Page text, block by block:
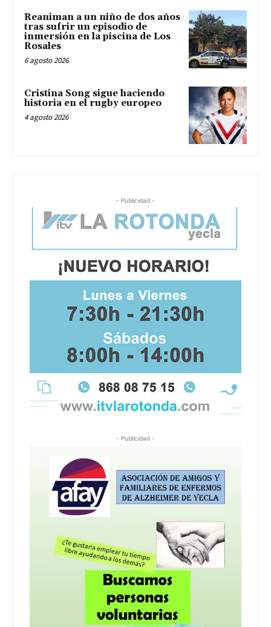
Reaniman a un niño de dos años
tras sufrir un episodio de
inmersión en la piscina de Los
Rosales
6 agosto 2026
Cristina Song sigue haciendo
historia en el rugby europeo
4 agosto 2026
- Publicidad -
- Publicidad -